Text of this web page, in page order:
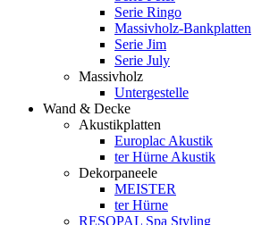
Serie Ringo
Massivholz-Bankplatten
Serie Jim
Serie July
Massivholz
Untergestelle
Wand & Decke
Akustikplatten
Europlac Akustik
ter Hürne Akustik
Dekorpaneele
MEISTER
ter Hürne
RESOPAL Spa Styling